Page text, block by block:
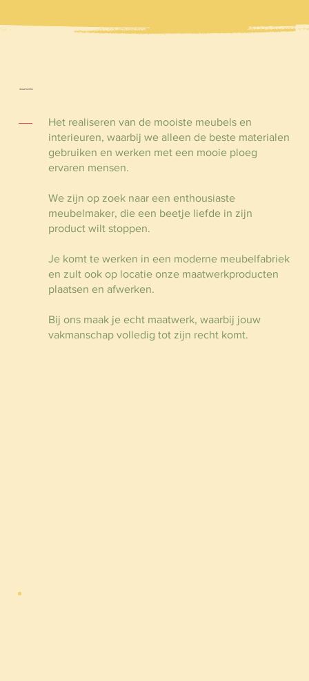
Jouw functie
Het realiseren van de mooiste meubels en
interieuren, waarbij we alleen de beste materialen
gebruiken en werken met een mooie ploeg
ervaren mensen.
We zijn op zoek naar een enthousiaste
meubelmaker, die een beetje liefde in zijn
product wilt stoppen.
Je komt te werken in een moderne meubelfabriek
en zult ook op locatie onze maatwerkproducten
plaatsen en afwerken.
Bij ons maak je echt maatwerk, waarbij jouw
vakmanschap volledig tot zijn recht komt.